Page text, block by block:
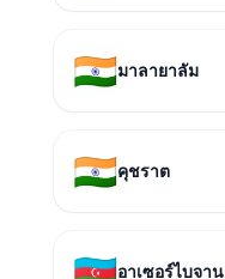
🇮🇳มาลายาลัม
🇮🇳คุชราต
อาเซอร์ไบจาน